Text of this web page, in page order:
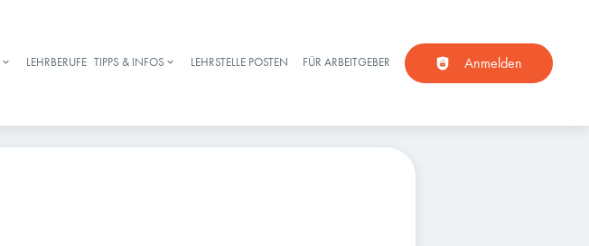
Haupt-Navigation
LEHRBERUFE TIPPS & INFOS LEHRSTELLE POSTEN FÜR ARBEITGEBER Anmelden